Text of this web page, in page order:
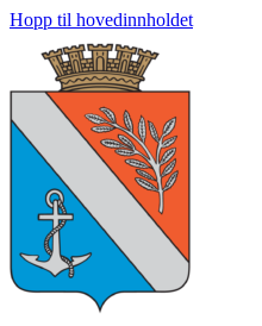
Hopp til hovedinnholdet